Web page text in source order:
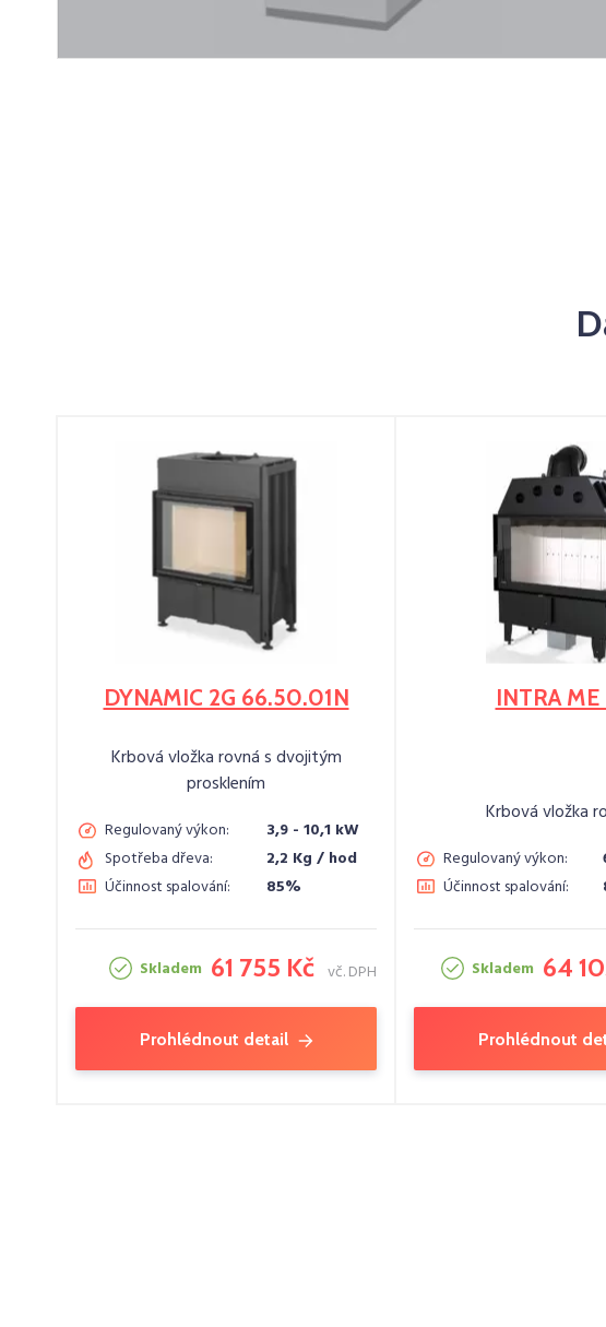
DYNAMIC 2G 66.50.01N
Krbová vložka rovná s dvojitým
prosklením
Regulovaný výkon:
3,9 - 10,1 kW
Spotřeba dřeva:
2,2 Kg / hod
Účinnost spalování:
85%
Skladem 61 755 Kč vč. DPH
Prohlédnout detail
INTRA ME
Krbová vložka
Regulovaný výkon:
Účinnost spalování:
Skladem 64
Prohlédnout